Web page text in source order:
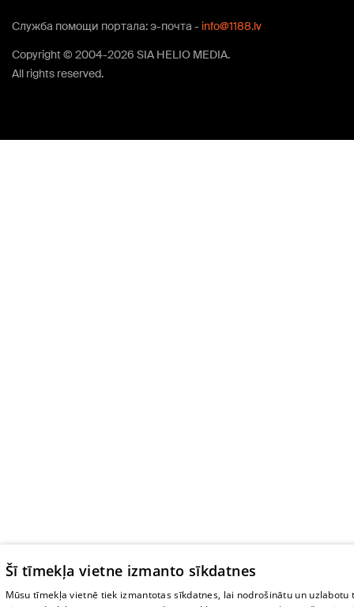
Служба помощи портала: э-почта - info@1188.lv
Copyright © 2004-2026 SIA HELIO MEDIA.
All rights reserved.
Šī tīmekļa vietne izmanto sīkdatnes
Mūsu tīmekļa vietnē tiek izmantotas sīkdatnes, lai nodrošinātu un uzlabotu